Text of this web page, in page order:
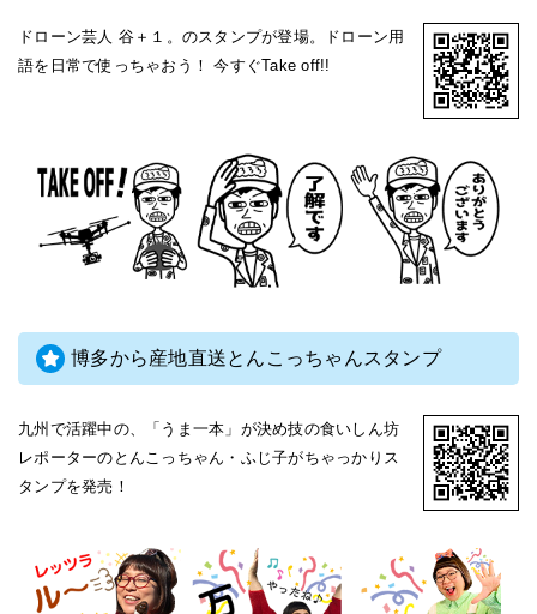
ドローン芸人 谷＋１。のスタンプが登場。ドローン用
語を日常で使っちゃおう！ 今すぐTake off!!
博多から産地直送とんこっちゃんスタンプ
九州で活躍中の、「うま一本」が決め技の食いしん坊
レポーターのとんこっちゃん・ふじ子がちゃっかりス
タンプを発売！